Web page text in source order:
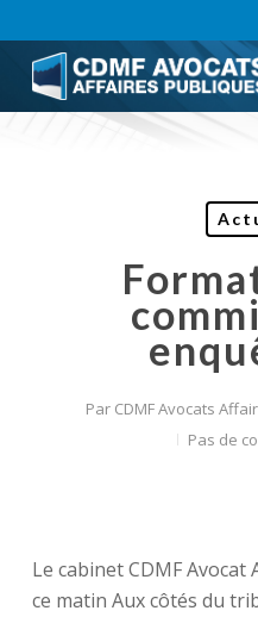
to
main
content
ParCDMF Avocats
Pas de
Le cabinet CDMF
ce matin Aux côtés du